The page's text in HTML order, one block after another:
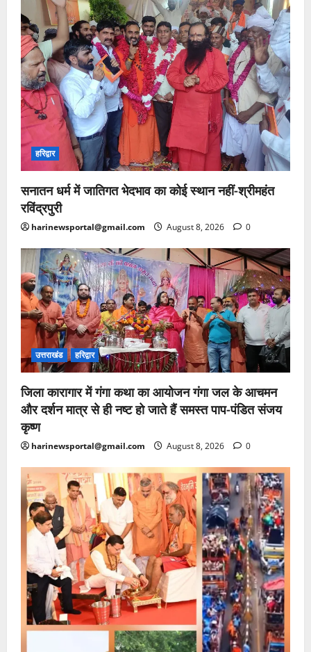
हरिद्वार
सनातन धर्म में जातिगत भेदभाव का कोई स्थान नहीं-श्रीमहंत
रविंद्रपुरी
harinewsportal@gmail.com August 8, 2026 0
उत्तराखंड हरिद्वार
जिला कारागार में गंगा कथा का आयोजन गंगा जल के आचमन
और दर्शन मात्र से ही नष्ट हो जाते हैं समस्त पाप-पंडित संजय
कृष्ण
harinewsportal@gmail.com August 8, 2026 0